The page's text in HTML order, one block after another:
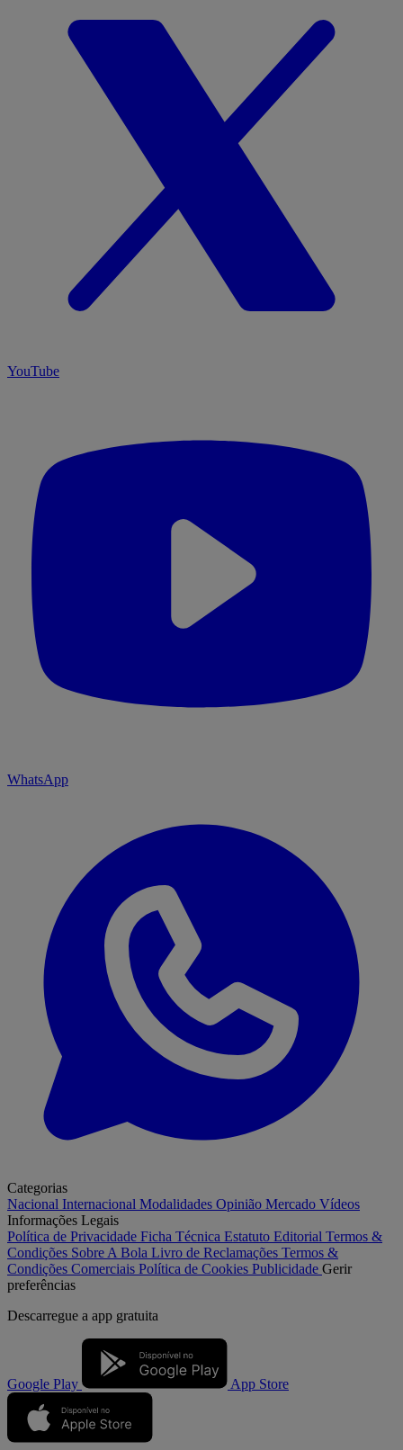
YouTube
WhatsApp
Categorias
Nacional Internacional Modalidades Opinião Mercado Vídeos
Informações Legais
Política de Privacidade Ficha Técnica Estatuto Editorial Termos &
Condições Sobre A Bola Livro de Reclamações Termos &
Condições Comerciais Política de Cookies Publicidade Gerir
preferências
Descarregue a app gratuita
Google Play App Store